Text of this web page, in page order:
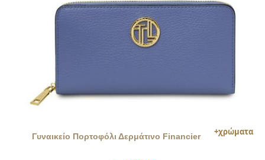
Γυναικείο Πορτοφόλι Δερμάτινο Financier